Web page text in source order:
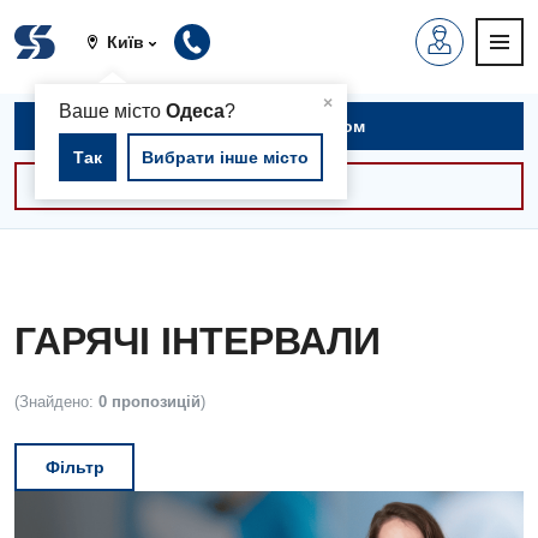
Київ
×
Ваше містоОдеса?
Так Вибрати інше місто
Записатися на прийом
Консультації -30%
ГАРЯЧІ ІНТЕРВАЛИ
(Знайдено: 0 пропозицій)
Фільтр